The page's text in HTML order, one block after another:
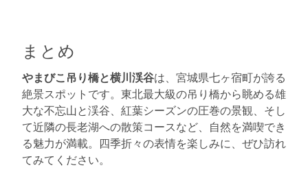
まとめ
やまびこ吊り橋と横川渓谷は、宮城県七ヶ宿町が誇る
絶景スポットです。東北最大級の吊り橋から眺める雄
大な不忘山と渓谷、紅葉シーズンの圧巻の景観、そし
て近隣の長老湖への散策コースなど、自然を満喫でき
る魅力が満載。四季折々の表情を楽しみに、ぜひ訪れ
てみてください。